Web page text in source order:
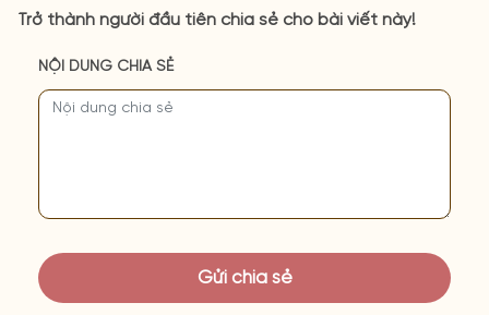
Trở thành người đầu tiên chia sẻ cho bài viết này!
NỘI DUNG CHIA SẺ